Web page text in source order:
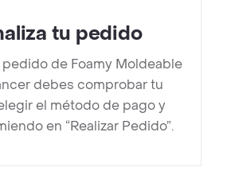
tu pedido
pedido de Foamy Moldeable
debes comprobar tu
el método de pago y
en “Realizar Pedido”.